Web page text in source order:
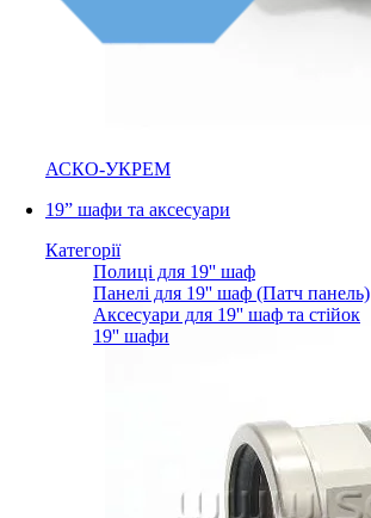
АСКО-УКРЕМ
19” шафи та аксесуари
Категорії
Полиці для 19'' шаф
Панелі для 19'' шаф (Патч панель)
Аксесуари для 19'' шаф та стійок
19'' шафи